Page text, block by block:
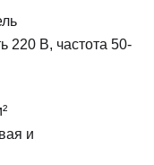
220 В, частота 50-
и